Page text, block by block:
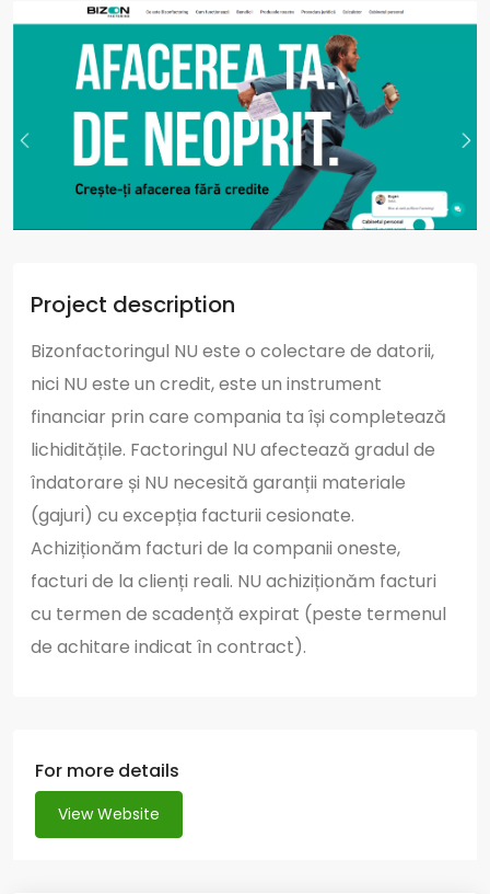
Project description
Bizonfactoringul NU este o colectare de datorii,
nici NU este un credit, este un instrument
financiar prin care compania ta își completează
lichiditățile. Factoringul NU afectează gradul de
îndatorare și NU necesită garanții materiale
(gajuri) cu excepția facturii cesionate.
Achiziționăm facturi de la companii oneste,
facturi de la clienți reali. NU achiziționăm facturi
cu termen de scadență expirat (peste termenul
de achitare indicat în contract).
For more details
View Website